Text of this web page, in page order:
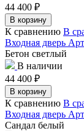
44 400 ₽
В корзину
К сравнению В
Входная дверь
Бетон светлый
В наличии
44 400 ₽
В корзину
К сравнению В
Входная дверь
Сандал белый